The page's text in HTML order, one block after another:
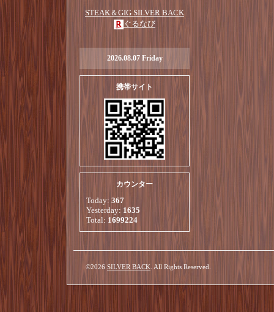
STEAK＆GIG SILVER BACK
ぐるなび
2026.08.07 Friday
携帯サイト
カウンター
Today: 367
Yesterday: 1635
Total: 1699224
©2026 SILVER BACK . All Rights Reserved.